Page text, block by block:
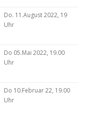
Do. 11.August 2022, 19
Uhr
Do 05.Mai 2022, 19.00
Uhr
Do 10.Februar 22, 19.00
Uhr